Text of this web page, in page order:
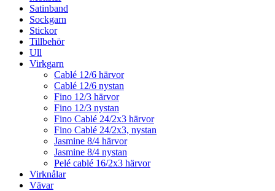
Satinband
Sockgarn
Stickor
Tillbehör
Ull
Virkgarn
Cablé 12/6 härvor
Cablé 12/6 nystan
Fino 12/3 härvor
Fino 12/3 nystan
Fino Cablé 24/2x3 härvor
Fino Cablé 24/2x3, nystan
Jasmine 8/4 härvor
Jasmine 8/4 nystan
Pelé cablé 16/2x3 härvor
Virknålar
Vävar